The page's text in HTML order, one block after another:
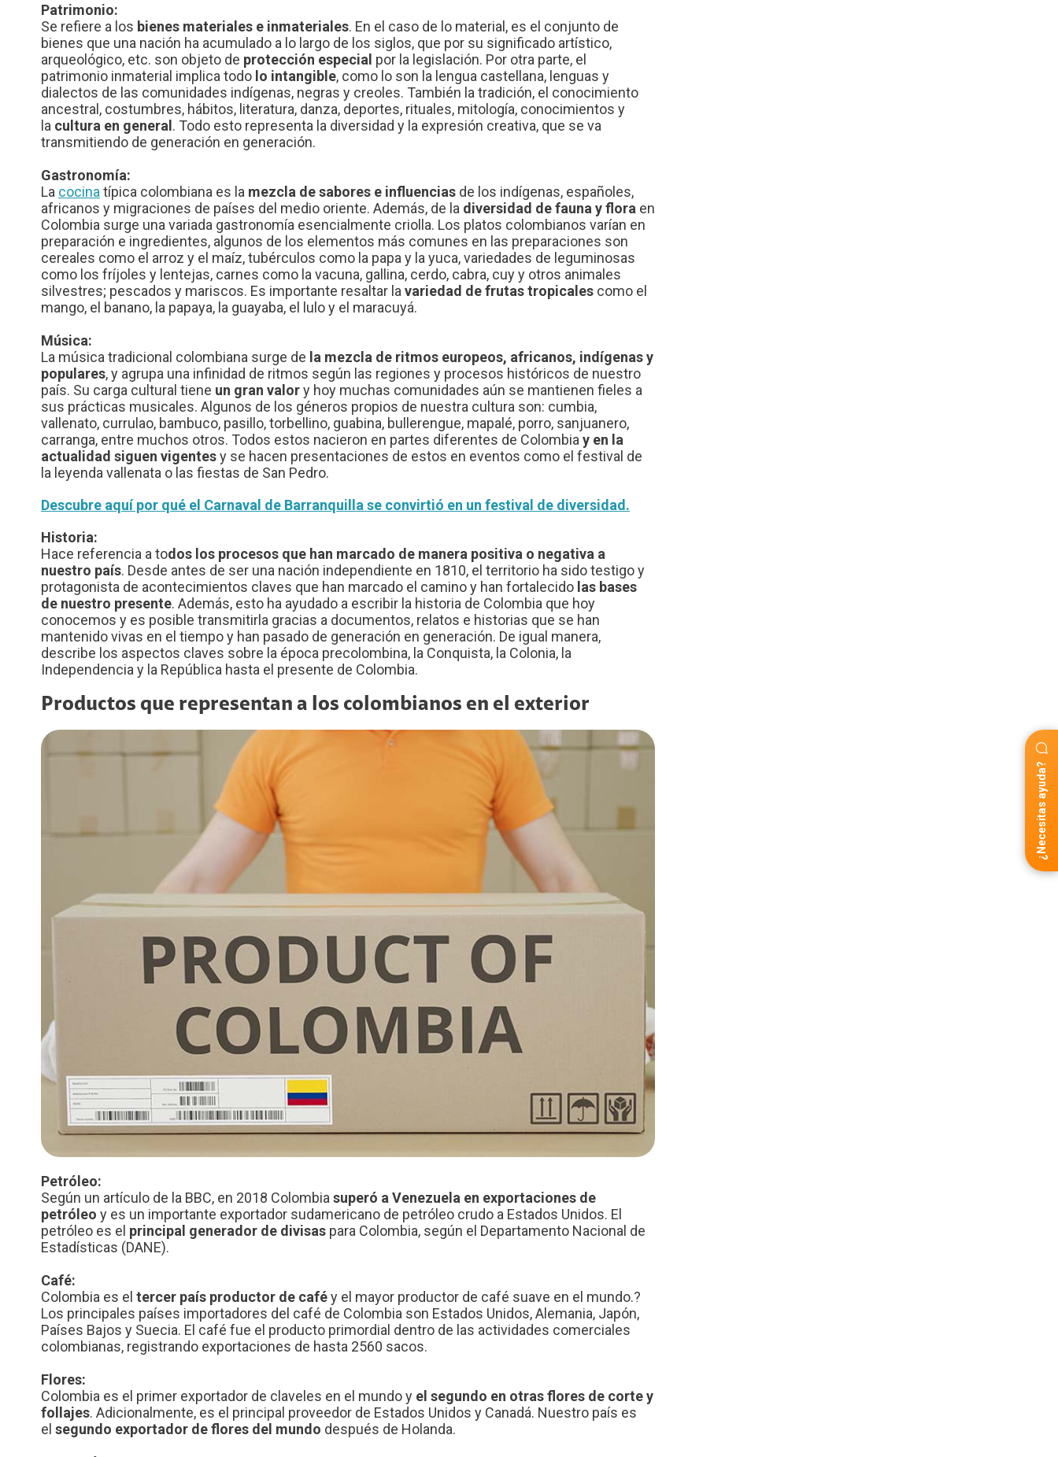
Patrimonio:
Se refiere a los bienes materiales e inmateriales. En el caso de lo material, es el conjunto de
bienes que una nación ha acumulado a lo largo de los siglos, que por su significado artístico,
arqueológico, etc. son objeto de protección especial por la legislación. Por otra parte, el
patrimonio inmaterial implica todo lo intangible, como lo son la lengua castellana, lenguas y
dialectos de las comunidades indígenas, negras y creoles. También la tradición, el conocimiento
ancestral, costumbres, hábitos, literatura, danza, deportes, rituales, mitología, conocimientos y
la cultura en general. Todo esto representa la diversidad y la expresión creativa, que se va
transmitiendo de generación en generación.
Gastronomía:
La cocina típica colombiana es la mezcla de sabores e influencias de los indígenas, españoles,
africanos y migraciones de países del medio oriente. Además, de la diversidad de fauna y flora en
Colombia surge una variada gastronomía esencialmente criolla. Los platos colombianos varían en
preparación e ingredientes, algunos de los elementos más comunes en las preparaciones son
cereales como el arroz y el maíz, tubérculos como la papa y la yuca, variedades de leguminosas
como los fríjoles y lentejas, carnes como la vacuna, gallina, cerdo, cabra, cuy y otros animales
silvestres; pescados y mariscos. Es importante resaltar la variedad de frutas tropicales como el
mango, el banano, la papaya, la guayaba, el lulo y el maracuyá.
Música:
La música tradicional colombiana surge de la mezcla de ritmos europeos, africanos, indígenas y
populares, y agrupa una infinidad de ritmos según las regiones y procesos históricos de nuestro
país. Su carga cultural tiene un gran valory hoy muchas comunidades aún se mantienen fieles a
sus prácticas musicales. Algunos de los géneros propios de nuestra cultura son: cumbia,
vallenato, currulao, bambuco, pasillo, torbellino, guabina, bullerengue, mapalé, porro, sanjuanero,
carranga, entre muchos otros. Todos estos nacieron en partes diferentes de Colombia y en la
actualidad siguen vigentesy se hacen presentaciones de estos en eventos como el festival de
la leyenda vallenata o las fiestas de San Pedro.
Descubre aquí por qué el Carnaval de Barranquilla se convirtió en un festival de diversidad.
Historia:
Hace referencia a todos los procesos que han marcado de manera positiva o negativa a
nuestro país. Desde antes de ser una nación independiente en 1810, el territorio ha sido testigo y
protagonista de acontecimientos claves que han marcado el camino y han fortalecido las bases
de nuestro presente. Además, esto ha ayudado a escribir la historia de Colombia que hoy
conocemos y es posible transmitirla gracias a documentos, relatos e historias que se han
mantenido vivas en el tiempo y han pasado de generación en generación. De igual manera,
describe los aspectos claves sobre la época precolombina, la Conquista, la Colonia, la
Independencia y la República hasta el presente de Colombia.
Productos que representan a los colombianos en el exterior
Petróleo:
Según un artículo de la BBC, en 2018 Colombia superó a Venezuela en exportaciones de
petróleo y es un importante exportador sudamericano de petróleo crudo a Estados Unidos. El
petróleo es el principal generador de divisas para Colombia, según el Departamento Nacional de
Estadísticas (DANE).
Café:
Colombia es el tercer país productor de caféy el mayor productor de café suave en el mundo.?
Los principales países importadores del café de Colombia son Estados Unidos, Alemania, Japón,
Países Bajos y Suecia. El café fue el producto primordial dentro de las actividades comerciales
colombianas, registrando exportaciones de hasta 2560 sacos.
Flores:
Colombia es el primer exportador de claveles en el mundo y el segundo en otras flores de corte y
follajes. Adicionalmente, es el principal proveedor de Estados Unidos y Canadá. Nuestro país es
el segundo exportador de flores del mundo después de Holanda.
¿Necesitas ayuda?